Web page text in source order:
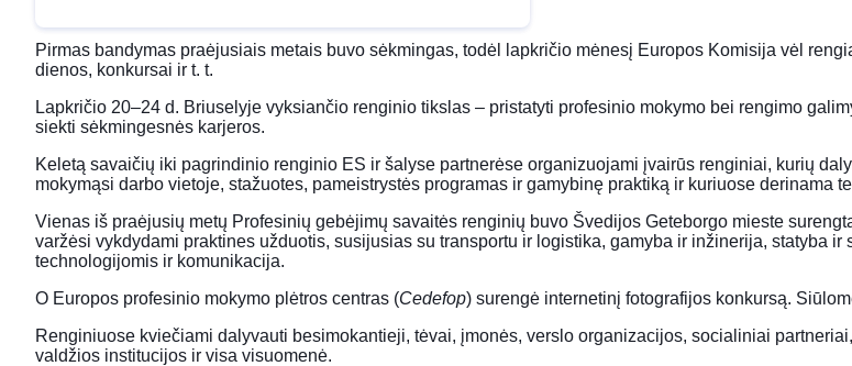
Pirmas bandymas praėjusiais metais buvo sėkmingas, todėl lapkričio mėnesį Europos Komisija vėl
dienos, konkursai ir t. t.
Lapkričio 20–24 d. Briuselyje vyksiančio renginio tikslas – pristatyti profesinio mokymo bei rengimo
siekti sėkmingesnės karjeros.
Keletą savaičių iki pagrindinio renginio ES ir šalyse partnerėse organizuojami įvairūs renginiai, kurių
mokymąsi darbo vietoje, stažuotes, pameistrystės programas ir gamybinę praktiką ir kuriuose derinama
Vienas iš praėjusių metų Profesinių gebėjimų savaitės renginių buvo Švedijos Geteborgo mieste
varžėsi vykdydami praktines užduotis, susijusias su transportu ir logistika, gamyba ir inžinerija, statyba
technologijomis ir komunikacija.
O Europos profesinio mokymo plėtros centras (Cedefop) surengė internetinį fotografijos konkursą.
Renginiuose kviečiami dalyvauti besimokantieji, tėvai, įmonės, verslo organizacijos, socialiniai
valdžios institucijos ir visa visuomenė.